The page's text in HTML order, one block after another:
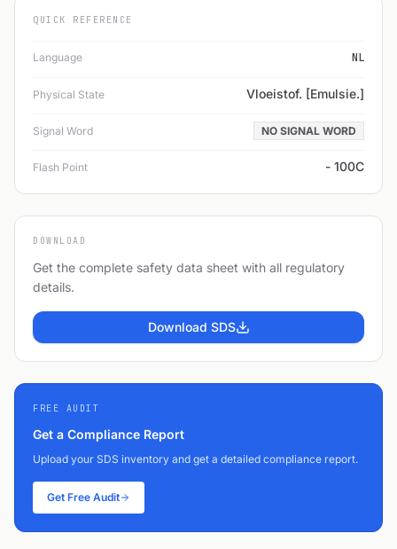
QUICK REFERENCE
Language NL
Physical State Vloeistof. [Emulsie.]
Signal Word NO SIGNAL WORD
Flash Point - 100C
DOWNLOAD
Get the complete safety data sheet with all regulatory
details.
Download SDS
FREE AUDIT
Get a Compliance Report
Upload your SDS inventory and get a detailed compliance report.
Get Free Audit